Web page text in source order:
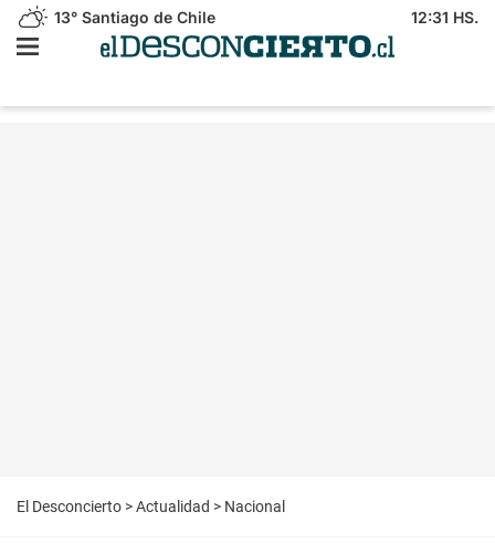
13° Santiago de Chile 12:31 HS.
El Desconcierto >Actualidad > Nacional